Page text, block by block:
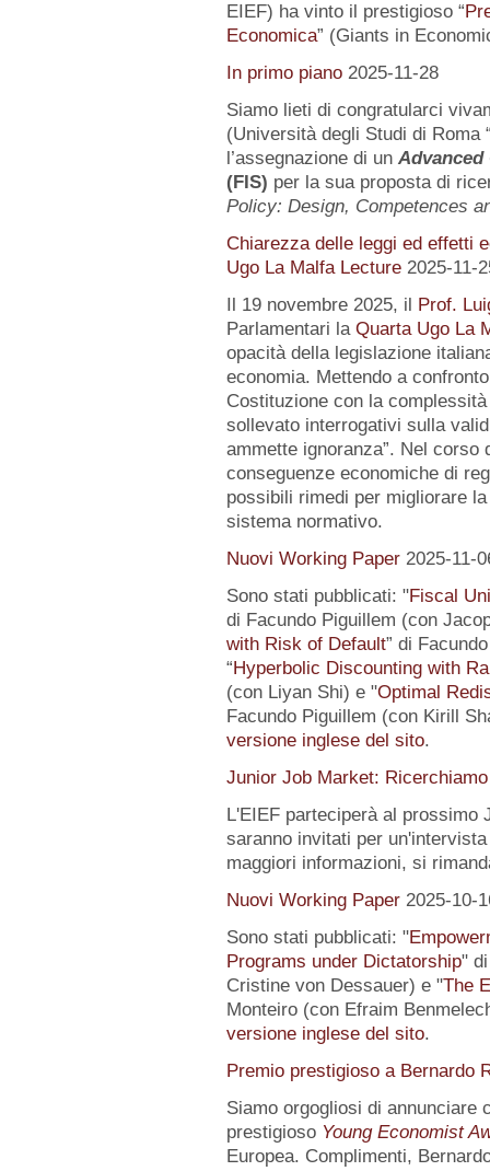
EIEF) ha vinto il prestigioso “
Economica” (Giants in
In primo piano 2025-11-28
Siamo lieti di congratularci
(Università degli Studi di Roma
l’assegnazione di un Advanced
(FIS) per la sua proposta di
Policy: Design, Competences
Chiarezza delle leggi ed effetti
Ugo La Malfa Lecture 2025-11-
Il 19 novembre 2025, il Prof.
Parlamentari la Quarta Ugo La
opacità della legislazione
economia. Mettendo a
Costituzione con la
sollevato interrogativi sulla
ammette ignoranza”. Nel corso
conseguenze economiche di
possibili rimedi per migliorare
sistema normativo.
Nuovi Working Paper 2025-11-
Sono stati pubblicati: "Fiscal
di Facundo Piguillem (con
with Risk of Default” di
“Hyperbolic Discounting with
(con Liyan Shi) e "Optimal
Facundo Piguillem (con Kirill
versione inglese del sito.
Junior Job Market:
L'EIEF parteciperà al prossimo
saranno invitati per
maggiori informazioni, si
Nuovi Working Paper 2025-10-
Sono stati pubblicati: "
Programs under Dictatorship"
Cristine von Dessauer) e "The
Monteiro (con Efraim
versione inglese del sito.
Premio prestigioso a Bernardo
Siamo orgogliosi di annunciare
prestigioso Young Economist
Europea. Complimenti,